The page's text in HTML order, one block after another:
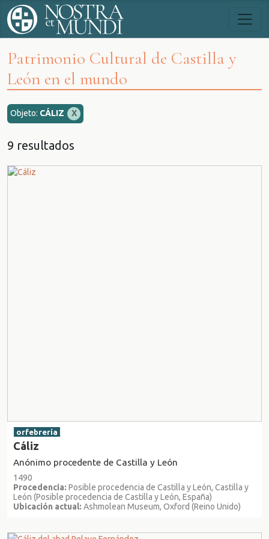
Patrimonio Cultural de Castilla y
León en el mundo
Objeto: CÁLIZ X
9 resultados
orfebrería
Cáliz
Anónimo procedente de Castilla y León
1490
Procedencia: Posible procedencia de Castilla y León, Castilla y
León (Posible procedencia de Castilla y León, España)
Ubicación actual: Ashmolean Museum, Oxford (Reino Unido)